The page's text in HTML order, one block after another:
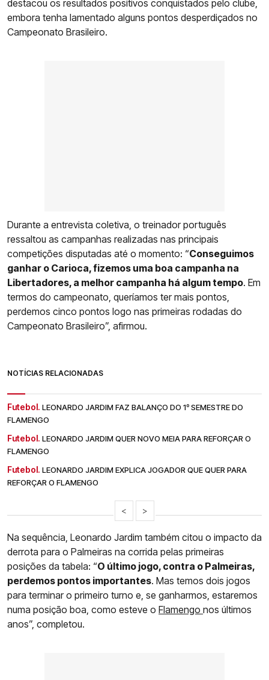
destacou os resultados positivos conquistados pelo clube,
embora tenha lamentado alguns pontos desperdiçados no
Campeonato Brasileiro.
Durante a entrevista coletiva, o treinador português
ressaltou as campanhas realizadas nas principais
competições disputadas até o momento: “Conseguimos
ganhar o Carioca, fizemos uma boa campanha na
Libertadores, a melhor campanha há algum tempo. Em
termos do campeonato, queríamos ter mais pontos,
perdemos cinco pontos logo nas primeiras rodadas do
Campeonato Brasileiro”, afirmou.
NOTÍCIAS RELACIONADAS
Futebol. LEONARDO JARDIM FAZ BALANÇO DO 1º SEMESTRE DO
FLAMENGO
Futebol. LEONARDO JARDIM QUER NOVO MEIA PARA REFORÇAR O
FLAMENGO
Futebol. LEONARDO JARDIM EXPLICA JOGADOR QUE QUER PARA
REFORÇAR O FLAMENGO
< >
Na sequência, Leonardo Jardim também citou o impacto da
derrota para o Palmeiras na corrida pelas primeiras
posições da tabela: “O último jogo, contra o Palmeiras,
perdemos pontos importantes. Mas temos dois jogos
para terminar o primeiro turno e, se ganharmos, estaremos
numa posição boa, como esteve o Flamengo nos últimos
anos”, completou.